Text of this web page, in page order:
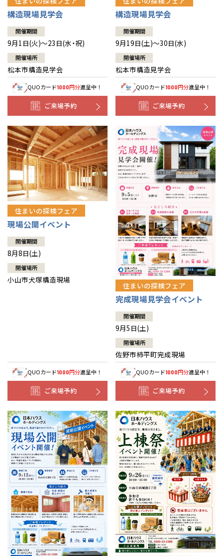
構造現場見学会
開催期間
9月1日(火)～23日(水・祝)
開催場所
松本市構造見学会
QUOカード1000円分進呈中！
ご来場予約
構造現場見学会
開催期間
9月19日(土)～30日(水)
開催場所
松本市構造見学会
QUOカード1000円分進呈中！
ご来場予約
住まいの探検フェア
現場公開イベント
開催期間
8月8日(土)
開催場所
小山市犬塚構造現場
QUOカード1000円分進呈中！
ご来場予約
住まいの探検フェア
完成現場見学会イベント
開催期間
9月5日(土)
開催場所
佐野市柿平町完成現場
QUOカード1000円分進呈中！
ご来場予約